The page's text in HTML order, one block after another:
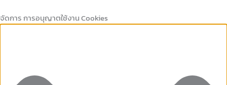
จัดการ การอนุญาตใช้งาน Cookies
ที่
จำเป็น
เก็บ
สถิติ
to